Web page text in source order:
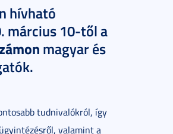
hívható
március 10-től a
magyar és
tudnivalókról, így
valamint a